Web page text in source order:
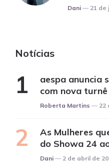
Posted
Dani 21 de
Notícias
aespa anuncia
com nova
Posted
Roberta Martins 22
As Mulheres
do Showa 24
Posted
Dani 2 de abril de